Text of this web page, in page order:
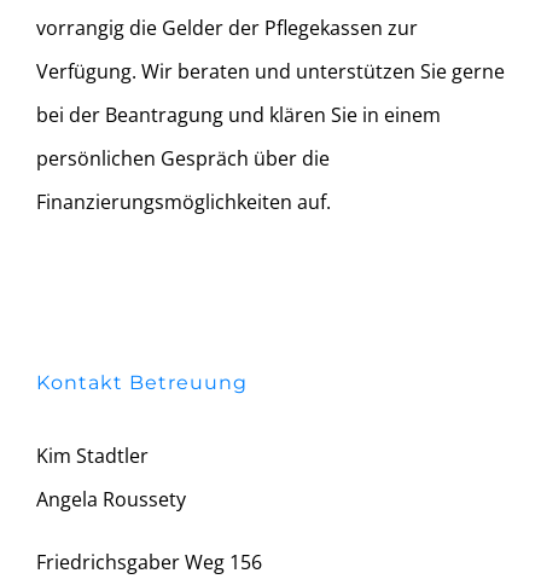
vorrangig die Gelder der Pflegekassen zur
Verfügung. Wir beraten und unterstützen Sie gerne
bei der Beantragung und klären Sie in einem
persönlichen Gespräch über die
Finanzierungsmöglichkeiten auf.
Kontakt Betreuung
Kim Stadtler
Angela Roussety
Friedrichsgaber Weg 156